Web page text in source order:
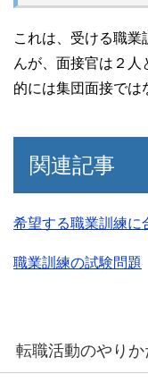
これは、受ける職
んが、面接官は２
的には集団面接では
関連記事
希望する職業訓練に
職業訓練の試験問題
転職活動のやりか